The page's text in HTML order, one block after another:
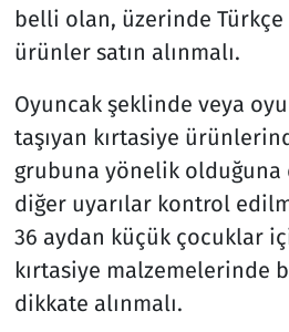
belli olan, üzerinde
ürünler satın alınmalı.
Oyuncak şeklinde veya
taşıyan kırtasiye
grubuna yönelik
diğer uyarılar kontrol
36 aydan küçük çocuklar
kırtasiye malzemelerinde
dikkate alınmalı.